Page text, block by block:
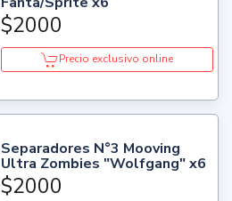
$2000
Precio exclusivo online
Separadores N°3 Mooving
Ultra Zombies "Wolfgang" x6
$2000